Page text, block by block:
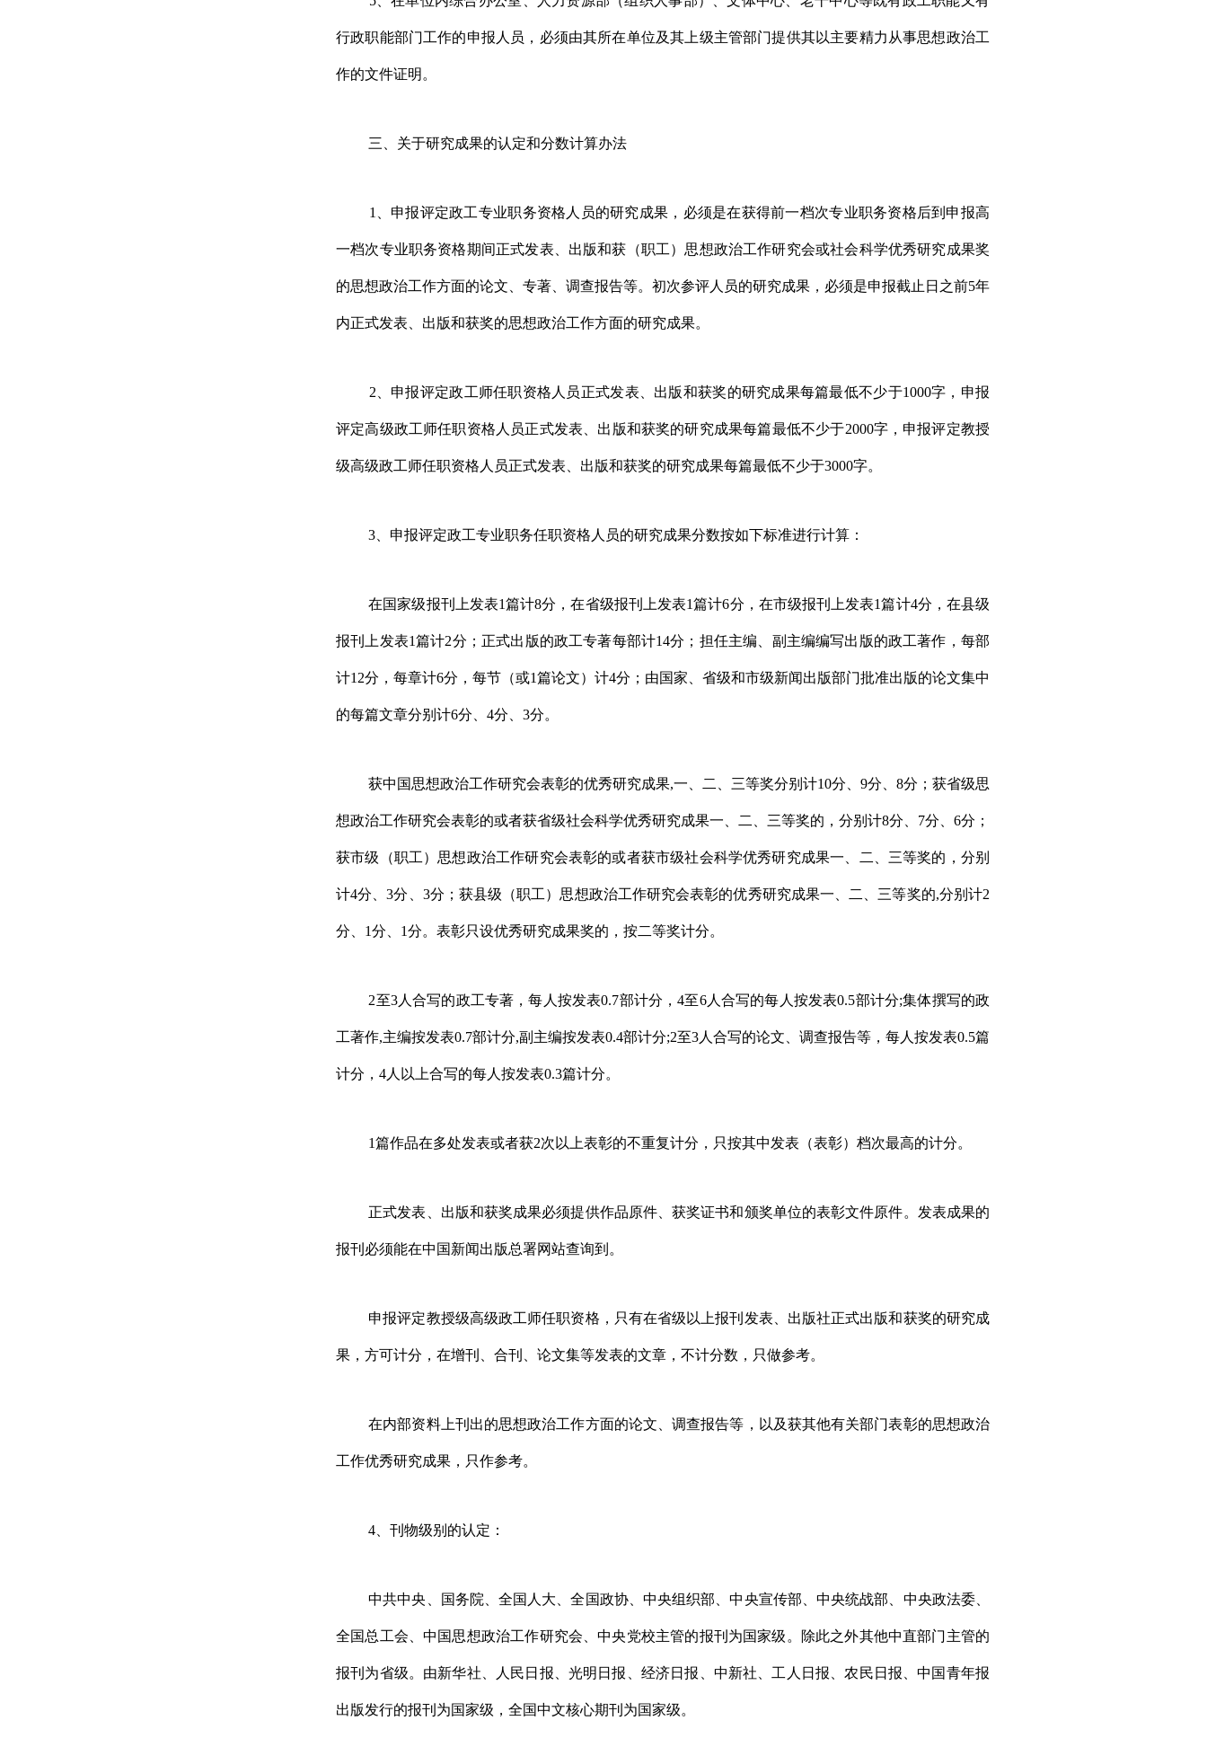
行政职能部门工作的申报人员，必须由其所在单位及其上级主管部门提供其以主要精力从事思想政治工
作的文件证明。
三、关于研究成果的认定和分数计算办法
1 、申报评定政工专业职务资格人员的研究成果，必须是在获得前一档次专业职务资格后到申报高
一档次专业职务资格期间正式发表、出版和获（职工）思想政治工作研究会或社会科学优秀研究成果奖
的思想政治工作方面的论文、专著、调查报告等。初次参评人员的研究成果，必须是申报截止日之前5年
内正式发表、出版和获奖的思想政治工作方面的研究成果。
2 、申报评定政工师任职资格人员正式发表、出版和获奖的研究成果每篇最低不少于1000字，申报
评定高级政工师任职资格人员正式发表、出版和获奖的研究成果每篇最低不少于2000字，申报评定教授
级高级政工师任职资格人员正式发表、出版和获奖的研究成果每篇最低不少于3000字。
3 、申报评定政工专业职务任职资格人员的研究成果分数按如下标准进行计算：
在国家级报刊上发表1篇计8分，在省级报刊上发表1篇计6分，在市级报刊上发表1篇计4分，在县级
报刊上发表1篇计2分；正式出版的政工专著每部计14分； 担任主编、副主编编写出版的政工著作，每部
计12分，每章计6分， 每节（或1篇论文）计4分；由国家、省级和市级新闻出版部门批准出版的论文集中
的每篇文章分别计6分、 4分、 3分。
获中国思想政治工作研究会表彰的优秀研究成果,一、二、三等奖分别计10分、 9分、 8分；获省级思
想政治工作研究会表彰的或者获省级社会科学优秀研究成果一、二、三等奖的，分别计8分、 7分、 6分；
获市级（职工）思想政治工作研究会表彰的或者获市级社会科学优秀研究成果一、二、三等奖的，分别
计4分、3分、 3分；获县级（职工）思想政治工作研究会表彰的优秀研究成果一、二、三等奖的,分别计2
分、 1分、 1分。表彰只设优秀研究成果奖的，按二等奖计分。
2至3人合写的政工专著，每人按发表0.7部计分，4至6人 合写的每人按发表0.5部计分;集体撰写的政
工著作,主编按发表0.7部计分,副主编按发表0.4部计分;2至3人合写的论文、调查报告等，每人按发表0.5篇
计分， 4人以上合写的每人按发表0.3篇计分。
1篇作品在多处发表或者获2次以上表彰的不重复计分，只按其中发表（表彰）档次最高的计分。
正式发表、出版和获奖成果必须提供作品原件、获奖证书和颁奖单位的表彰文件原件。发表成果的
报刊必须能在中国新闻出版总署网站查询到。
申报评定教授级高级政工师任职资格，只有在省级以上报刊发表、出版社正式出版和获奖的研究成
果，方可计分，在增刊、合刊、论文集等发表的文章，不计分数，只做参考。
在内部资料上刊出的思想政治工作方面的论文、调查报告等，以及获其他有关部门表彰的思想政治
工作优秀研究成果，只作参考。
4 、刊物级别的认定：
中共中央、国务院、全国人大、全国政协、中央组织部、中央宣传部、中央统战部、中央政法委、
全国总工会、中国思想政治工作研究会、中央党校主管的报刊为国家级。除此之外其他中直部门主管的
报刊为省级。由新华社、人民日报、光明日报、经济日报、中新社、工人日报、农民日报、中国青年报
出版发行的报刊为国家级，全国中文核心期刊为国家级。